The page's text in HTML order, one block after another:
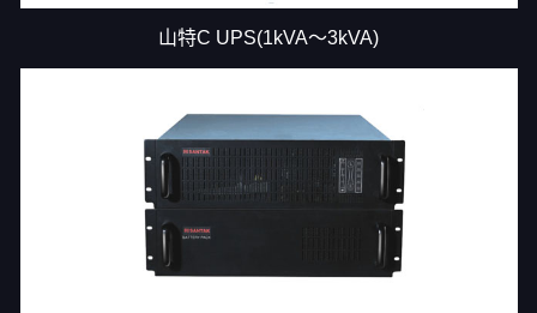
山特C UPS(1kVA～3kVA)